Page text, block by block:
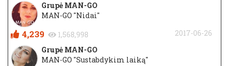
Grupė MAN-GO
MAN-GO "Nidai"
4,239 1,568,998
2017-06-26
Grupė MAN-GO
MAN-GO "Sustabdykim laiką"